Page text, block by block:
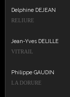
Delphine DEJEAN
RELIURE
Jean-Yves DELILLE
VITRAIL
Philippe GAUDIN
LA DORURE